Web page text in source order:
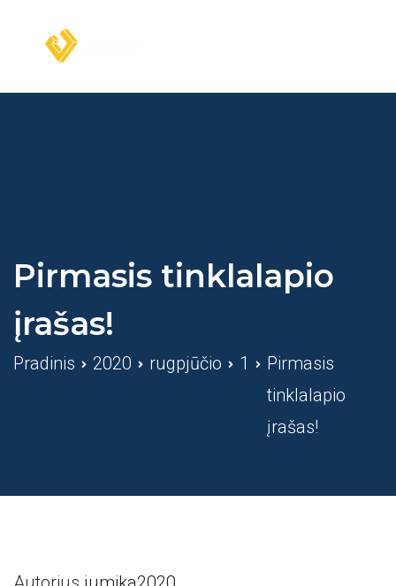
Pirmasis tinklalapio
įrašas!
Pradinis 2020 rugpjūčio 1
Pirmasis
tinklalapio
įrašas!